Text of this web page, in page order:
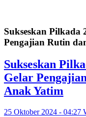
Sukseskan Pilkada
Pengajian Rutin
Sukseskan
Gelar
Anak Yatim
25 Oktober 2024 - 04:27